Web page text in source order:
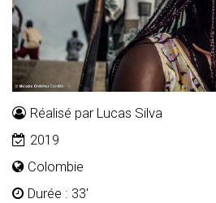
Réalisé par Lucas Silva
2019
Colombie
Durée : 33'